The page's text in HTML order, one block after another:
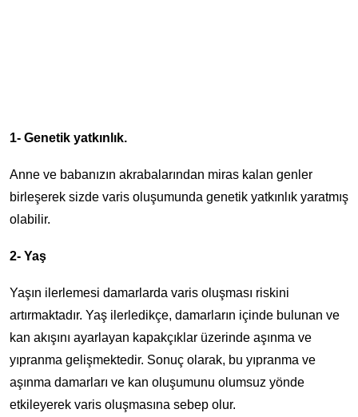
1- Genetik yatkınlık.
Anne ve babanızın akrabalarından miras kalan genler
birleşerek sizde varis oluşumunda genetik yatkınlık yaratmış
olabilir.
2- Yaş
Yaşın ilerlemesi damarlarda varis oluşması riskini
artırmaktadır. Yaş ilerledikçe, damarların içinde bulunan ve
kan akışını ayarlayan kapakçıklar üzerinde aşınma ve
yıpranma gelişmektedir. Sonuç olarak, bu yıpranma ve
aşınma damarları ve kan oluşumunu olumsuz yönde
etkileyerek varis oluşmasına sebep olur.